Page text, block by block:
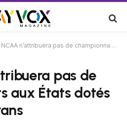
n’attribuera pas de championnats aux États dotés de lois anti-trans
pas de
aux États dotés